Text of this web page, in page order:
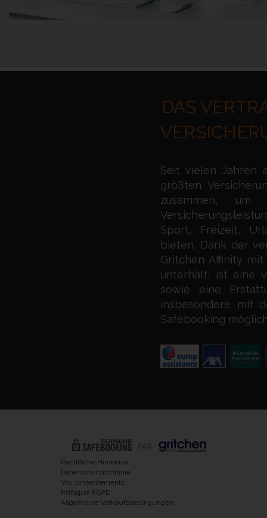
DAS
Seit vielen Jahren
größten
zusammen,
Sport, Freizeit,
bieten. Dank der
Gritchen Affinity
unterhält, ist eine
sowie eine
insbesondere mit
Safebooking
Rechtliche Hinweise
Datenschutzrichtlinie
Vos consentements
Politique RGPD
Allgemeine Verkaufsbedingungen